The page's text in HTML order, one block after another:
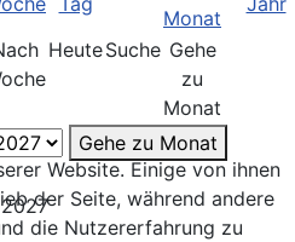
HeuteSuche Gehe
zu
Monat
Gehe zu Monat
2027
Website. Einige von ihnen
der Seite, während andere
die Nutzererfahrung zu